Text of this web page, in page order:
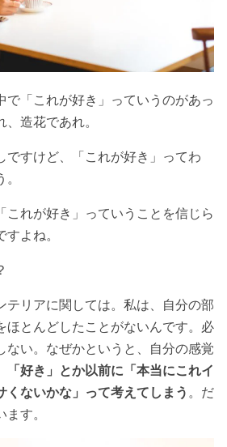
で「これが好き」っていうのがあっ
造花であれ。
ですけど、「これが好き」ってわ
これが好き」っていうことを信じら
よね。
テリアに関しては。私は、自分の部
ほとんどしたことがないんです。必
ない。なぜかというと、自分の感覚
「好き」とか以前に「本当にこれイ
くないかな」って考えてしまう 。だ
す。